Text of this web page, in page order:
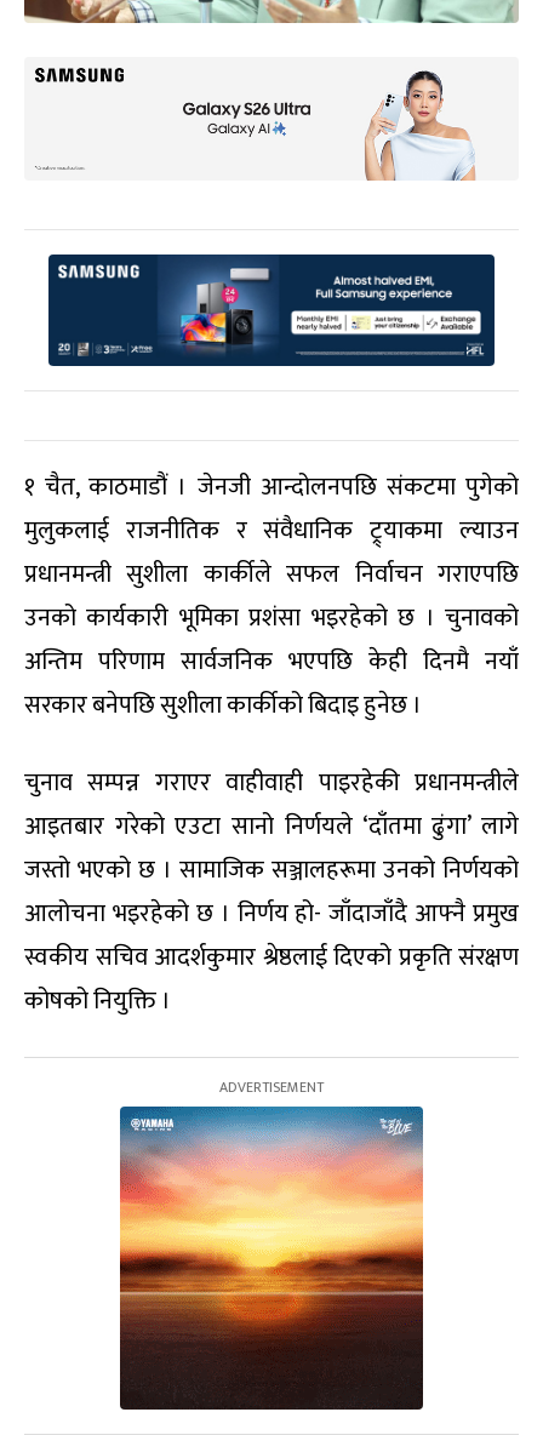
१ चैत, काठमाडौं । जेनजी आन्दोलनपछि संकटमा पुगेको
मुलुकलाई राजनीतिक र संवैधानिक ट्र्याकमा ल्याउन
प्रधानमन्त्री सुशीला कार्कीले सफल निर्वाचन गराएपछि
उनको कार्यकारी भूमिका प्रशंसा भइरहेको छ । चुनावको
अन्तिम परिणाम सार्वजनिक भएपछि केही दिनमै नयाँ
सरकार बनेपछि सुशीला कार्कीको बिदाइ हुनेछ ।
चुनाव सम्पन्न गराएर वाहीवाही पाइरहेकी प्रधानमन्त्रीले
आइतबार गरेको एउटा सानो निर्णयले ‘दाँतमा ढुंगा’ लागे
जस्तो भएको छ । सामाजिक सञ्जालहरूमा उनको निर्णयको
आलोचना भइरहेको छ । निर्णय हो- जाँदाजाँदै आफ्नै प्रमुख
स्वकीय सचिव आदर्शकुमार श्रेष्ठलाई दिएको प्रकृति संरक्षण
कोषको नियुक्ति ।